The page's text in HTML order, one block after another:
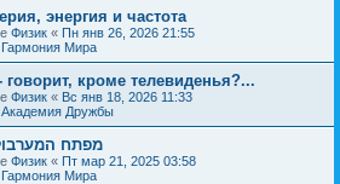
энергия и частота
Физик « Пн янв 26, 2026 21:55
Гармония Мира
кроме телевиденья?...
Физик « Вс янв 18, 2026 11:33
Академия Дружбы
מפתח
Физик « Пт мар 21, 2025 03:58
Гармония Мира